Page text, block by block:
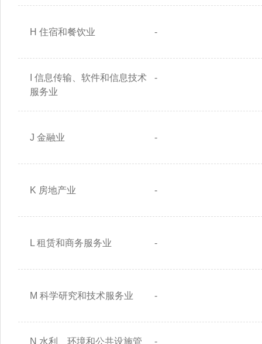
H 住宿和餐饮业 -
I 信息传输、软件和信息技术
服务业
-
J 金融业 -
K 房地产业 -
L 租赁和商务服务业 -
M 科学研究和技术服务业 -
N 水利、环境和公共设施管 -